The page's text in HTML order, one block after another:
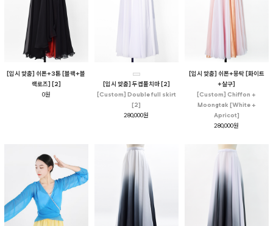
[입시 맞춤] 쉬폰+3톤 [블랙+블
랙로즈] [2]
0원
[입시 맞춤] 두겹풀치마 [2]
[Custom] Double full skirt
[2]
280,000원
[입시 맞춤] 쉬폰+몽탁 [화이트
+살구]
[Custom] Chiffon +
Moongtak [White +
Apricot]
280,000원